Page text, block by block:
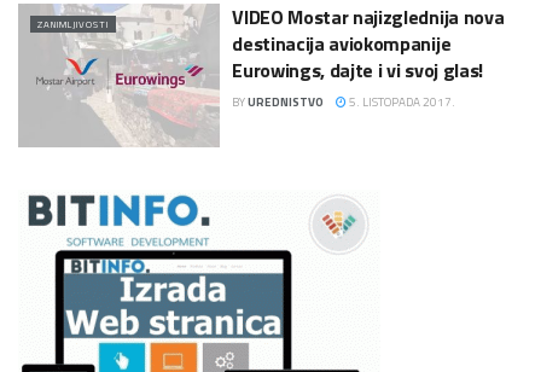
ZANIMLJIVOSTI
VIDEO Mostar najizglednija nova
destinacija aviokompanije
Eurowings, dajte i vi svoj glas!
BYUREDNISTVO 5. LISTOPADA 2017.